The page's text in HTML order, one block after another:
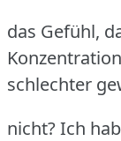
das Gefühl,
schlechter
nicht? Ich